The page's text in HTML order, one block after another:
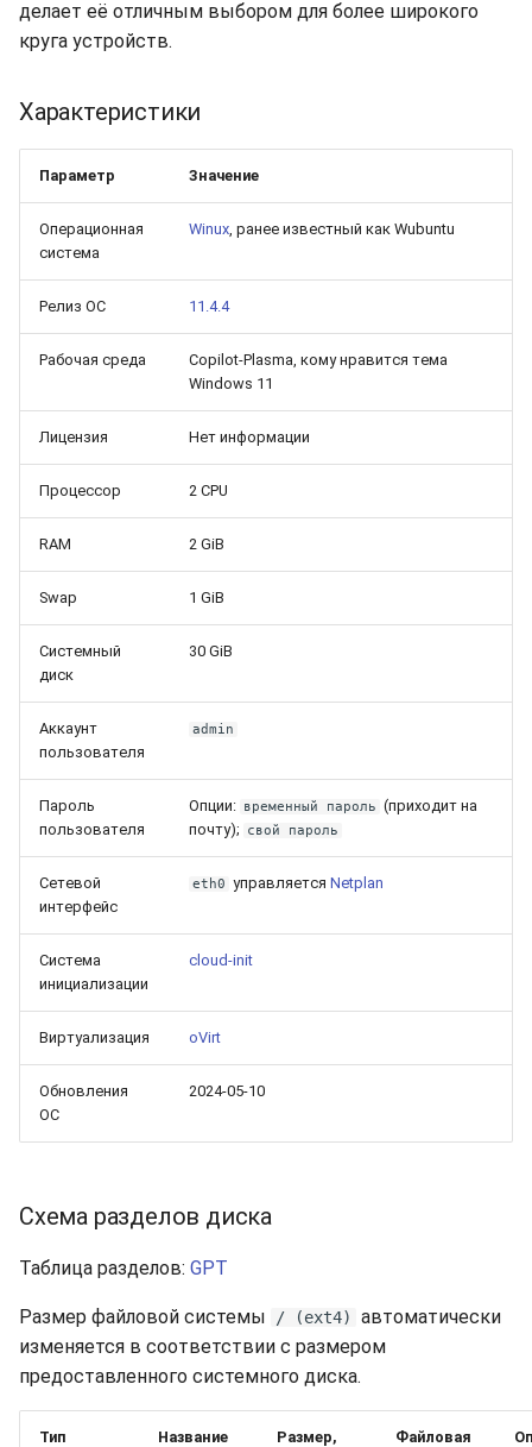
s
a
r
Доступность
Интеграция
Эффективность
Общий доступ
Статистика
16.04.6 (2021-01-19)
Как расширить
существующий диск в
Linux?
Boot-меню виртуальной
SSH
Бэкапы
Скачивание файла
Gateways
Гайды
Ресурсы
делает её отличным выбором для более широкого
круга устройств.
Характеристики
Параметр Значение
Операционная
система
Winux, ранее известный как Wubuntu
Релиз ОС 11.4.4
Рабочая среда
Copilot-Plasma, кому нравится тема
Windows 11
Лицензия Нет информации
Процессор 2 CPU
RAM 2 GiB
Swap 1 GiB
Системный
диск
30 GiB
Аккаунт
пользователя
admin
Пароль
пользователя
Опции: временный пароль (приходит на
почту);
свой пароль
Сетевой
интерфейс
eth0 управляетсяNetplan
Система
инициализации
cloud-init
Виртуализация oVirt
Обновления
ОС
2024-05-10
Схема разделов диска
Таблица разделов: GPT
Размер файловой системы / (ext4)
автоматически
изменяется в соответствии с размером
предоставленного системного диска.
Тип Название
Размер,
Файловая